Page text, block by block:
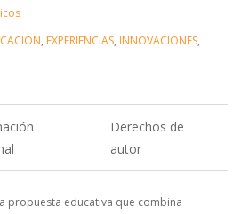
, EXPERIENCIAS, INNOVACIONES,
Derechos de
autor
propuesta educativa que combina